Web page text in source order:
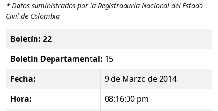
* Datos suministrados por la Registraduría Nacional del Estado
Civil de Colombia
Boletín: 22
Boletín Departamental: 15
Fecha:
9 de Marzo de 2014
Hora:
08:16:00 pm